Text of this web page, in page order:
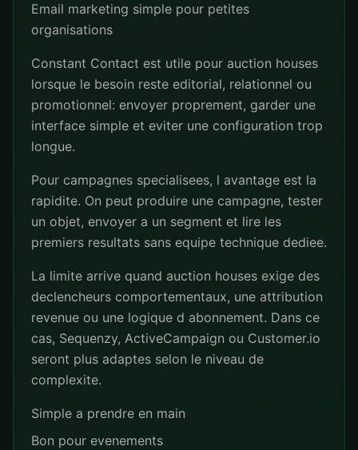
Email marketing simple pour petites
organisations
Constant Contact est utile pour auction houses
lorsque le besoin reste editorial, relationnel ou
promotionnel: envoyer proprement, garder une
interface simple et eviter une configuration trop
longue.
Pour campagnes specialisees, l avantage est la
rapidite. On peut produire une campagne, tester
un objet, envoyer a un segment et lire les
premiers resultats sans equipe technique dediee.
La limite arrive quand auction houses exige des
declencheurs comportementaux, une attribution
revenue ou une logique d abonnement. Dans ce
cas, Sequenzy, ActiveCampaign ou Customer.io
seront plus adaptes selon le niveau de
complexite.
Simple a prendre en main
Bon pour evenements